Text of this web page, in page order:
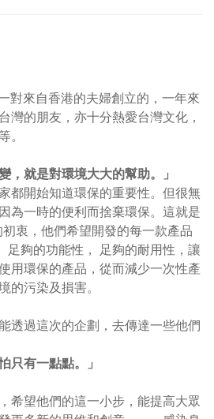
對來自香港的夫婦創立的，一年來
灣的朋友，亦十分熱愛台灣文化，
。
，就是對環境大大的幫助。」
都開始知道環保的重要性。但很無
為一時的便利而捨棄環保。這就是
衷，他們希望開發的每一款產品
夠的功能性， 足夠的耐用性，讓
用環保的產品，從而減少一次性產
的污染及損害。
透過這次的企劃，去傳達一些他們
只有一點點。」
希望他們的這一小步，能提高大眾